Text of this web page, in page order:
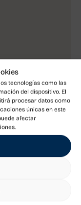
tecnologías como las
del dispositivo. El
procesar datos como
únicas en este
afectar